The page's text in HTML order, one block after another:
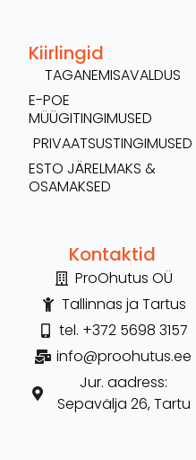
Kontaktid
ProOhutus OÜ
Tallinnas ja Tartus
tel. +372 5698 3157
info@proohutus.ee
Jur. aadress:
Sepavälja 26, Tartu
Kiirlingid
TAGANEMISAVALDUS
E-POE
MÜÜGITINGIMUSED
PRIVAATSUSTINGIMUSED
ESTO JÄRELMAKS &
OSAMAKSED